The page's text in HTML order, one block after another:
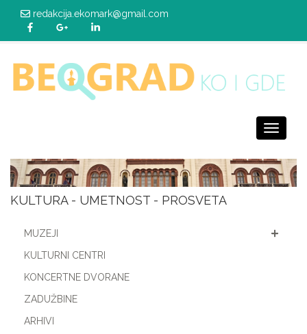
redakcija.ekomark@gmail.com
Toggle
KULTURA - UMETNOST - PROSVETA
MUZEJI
KULTURNI CENTRI
KONCERTNE DVORANE
ZADUŽBINE
ARHIVI